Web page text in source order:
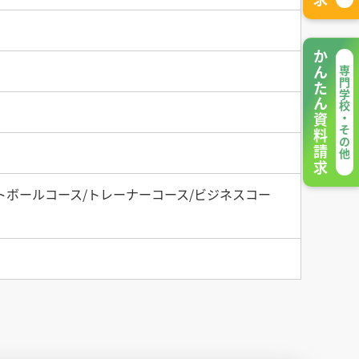
ールコース/トレーナーコース/ビジネスコー
専門学校・その他
かんたん資料請求